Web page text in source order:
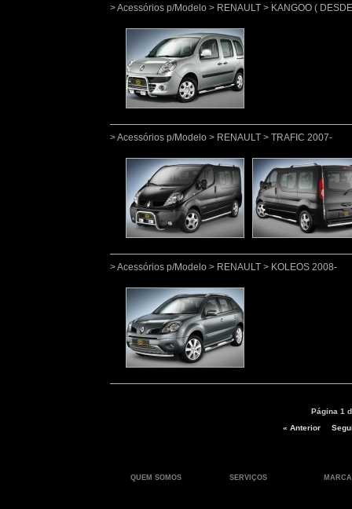
> Acessórios p/Modelo > RENAULT > KANGOO (
> Acessórios p/Modelo > RENAULT > TRAFIC 2007-
> Acessórios p/Modelo > RENAULT > KOLEOS 2008-
Página 1
« Anterior
QUEM SOMOS SERVIÇOS